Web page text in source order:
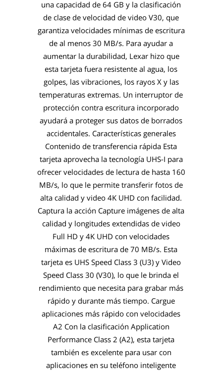
una capacidad de 64 GB y la clasificación
de clase de velocidad de video V30, que
garantiza velocidades mínimas de escritura
de al menos 30 MB/s. Para ayudar a
aumentar la durabilidad, Lexar hizo que
esta tarjeta fuera resistente al agua, los
golpes, las vibraciones, los rayos X y las
temperaturas extremas. Un interruptor de
protección contra escritura incorporado
ayudará a proteger sus datos de borrados
accidentales. Características generales
Contenido de transferencia rápida Esta
tarjeta aprovecha la tecnología UHS-I para
ofrecer velocidades de lectura de hasta 160
MB/s, lo que le permite transferir fotos de
alta calidad y video 4K UHD con facilidad.
Captura la acción Capture imágenes de alta
calidad y longitudes extendidas de video
Full HD y 4K UHD con velocidades
máximas de escritura de 70 MB/s. Esta
tarjeta es UHS Speed ​​Class 3 (U3) y Video
Speed ​​Class 30 (V30), lo que le brinda el
rendimiento que necesita para grabar más
rápido y durante más tiempo. Cargue
aplicaciones más rápido con velocidades
A2 Con la clasificación Application
Performance Class 2 (A2), esta tarjeta
también es excelente para usar con
aplicaciones en su teléfono inteligente